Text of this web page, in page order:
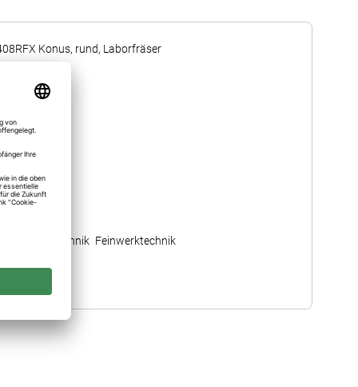
Konus, rund, Laborfräser
≙ 2,3 mm
Feinwerktechnik